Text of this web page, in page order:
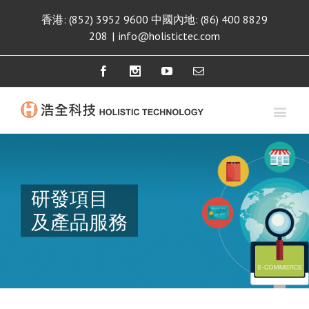
香港: (852) 3952 9600 中國內地: (86) 400 8829
208 | info@holistictec.com
FacebookInstagramYoutubeEmail
研發項目
及產品服務